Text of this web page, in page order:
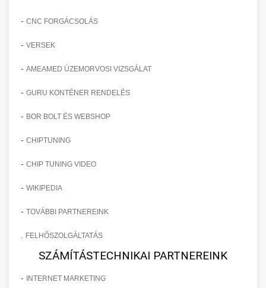
- CNC FORGÁCSOLÁS
- VERSEK
- AMEAMED ÜZEMORVOSI VIZSGÁLAT
- GURU KONTÉNER RENDELÉS
- BOR BOLT ÉS WEBSHOP
- CHIPTUNING
- CHIP TUNING VIDEO
- WIKIPEDIA
- TOVÁBBI PARTNEREINK
FELHŐSZOLGÁLTATÁS
SZÁMÍTÁSTECHNIKAI PARTNEREINK
- INTERNET MARKETING